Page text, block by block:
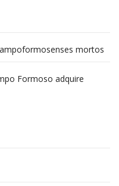
mortos
em desabamentos são
Formoso adquire